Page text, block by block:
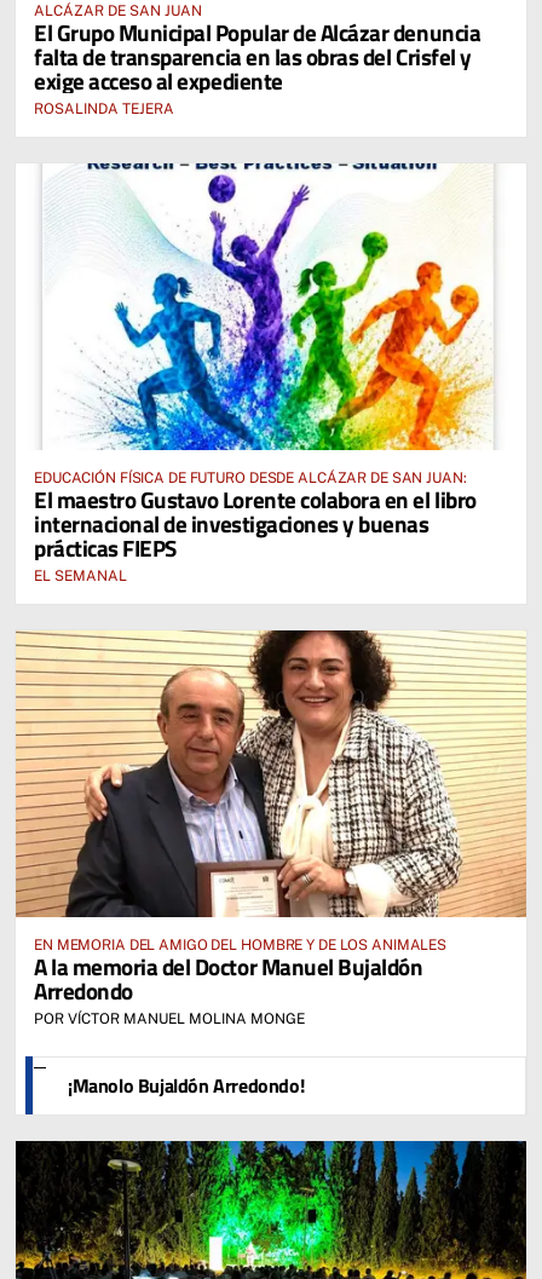
ALCÁZAR DE SAN JUAN
El Grupo Municipal Popular de Alcázar denuncia
falta de transparencia en las obras del Crisfel y
exige acceso al expediente
ROSALINDA TEJERA
EDUCACIÓN FÍSICA DE FUTURO DESDE ALCÁZAR DE SAN JUAN:
El maestro Gustavo Lorente colabora en el libro
internacional de investigaciones y buenas
prácticas FIEPS
EL SEMANAL
EN MEMORIA DEL AMIGO DEL HOMBRE Y DE LOS ANIMALES
A la memoria del Doctor Manuel Bujaldón
Arredondo
POR VÍCTOR MANUEL MOLINA MONGE
¡Manolo Bujaldón Arredondo!